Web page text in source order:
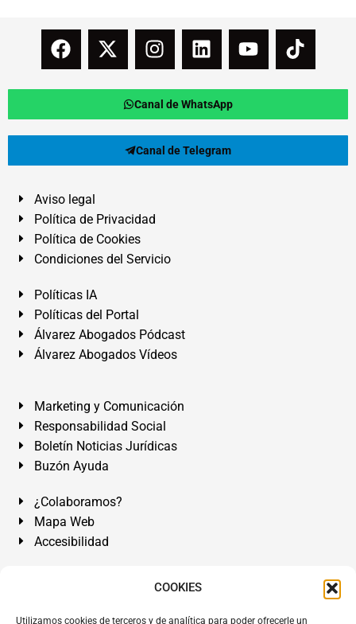
COOKIES
Utilizamos cookies de terceros y de analítica para poder ofrecerle un
Canal de WhatsApp
Canal de Telegram
Aviso legal
Política de Privacidad
Política de Cookies
Condiciones del Servicio
Políticas IA
Políticas del Portal
Álvarez Abogados Pódcast
Álvarez Abogados Vídeos
Marketing y Comunicación
Responsabilidad Social
Boletín Noticias Jurídicas
Buzón Ayuda
¿Colaboramos?
Mapa Web
Accesibilidad
Álvarez Abogados Tenerife:Calle Teobaldo Power Nº 7,